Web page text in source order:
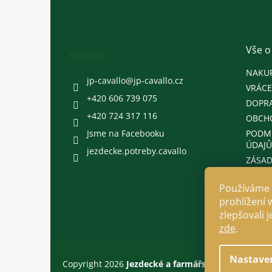
prohlížení
zlepšovali
zde.
jp-cavallo@jp-cavallo.cz
+420 606 739 075
+420 724 317 116
Jsme na Facebooku
jezdecke.potreby.cavallo
Vše
ÚDAJŮ
Copyright 2026 Jezdecké a farmářské potřeby